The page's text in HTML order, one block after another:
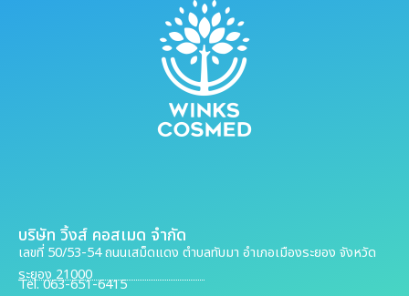
บริษัท วิ้งส์ คอสเมด จำกัด
เลขที่ 50/53-54 ถนนเสม็ดแดง ตำบลทับมา อำเภอเมืองระยอง จังหวัด
ระยอง 21000
Tel. 063-651-6415